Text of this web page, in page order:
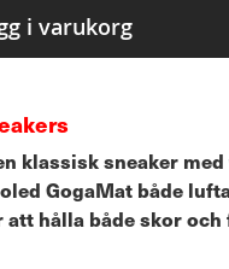
i varukorg
klassisk sneaker
GogaMat både
hålla både skor